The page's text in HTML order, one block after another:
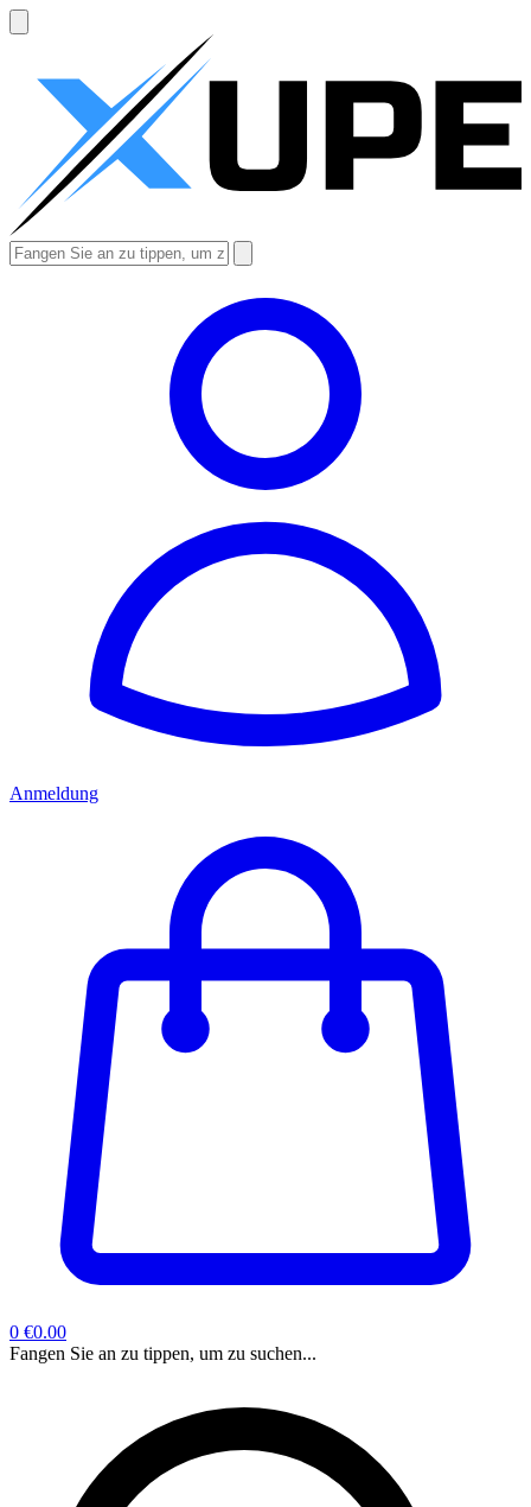
Anmeldung
0 €0.00
Fangen Sie an zu tippen, um zu suchen...